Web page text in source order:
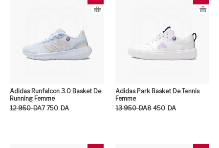
Adidas Runfalcon 3.0 Basket De
Running Femme
12 950 DA
Le prix initial était : 12 950DA.
7 750 DA
Le prix actuel est : 7 750DA.
Adidas Park Basket De Tennis
Femme
13 950 DA
Le prix initial était : 13 950DA.
8 450 DA
Le prix actuel est : 8 450DA.